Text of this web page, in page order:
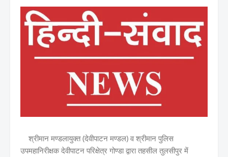
श्रीमान मण्डलायुक्त (देवीपाटन मण्डल) व श्रीमान पुलिस
उपमहानिरीक्षक देवीपाटन परिक्षेत्र गोण्डा द्वारा तहसील तुलसीपुर में